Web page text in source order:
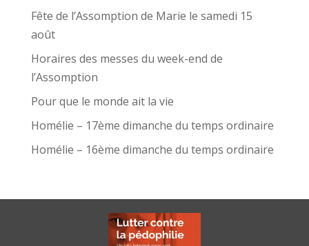
Fête de l’Assomption de Marie le samedi 15
août
Horaires des messes du week-end de
l’Assomption
Pour que le monde ait la vie
Homélie – 17ème dimanche du temps ordinaire
Homélie – 16ème dimanche du temps ordinaire